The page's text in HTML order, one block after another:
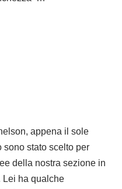
appena il sole
sono stato scelto per
della nostra sezione in
Lei ha qualche